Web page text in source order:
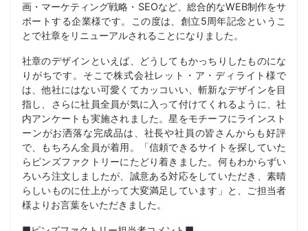
画・マーケティング戦略・SEOなど、総合的なWEB制作をサ
ポートする企業様です。この度は、創立5周年記念というこ
とで社章をリニューアルされることになりました。
社章のデザインといえば、どうしてもかっちりしたものにな
りがちです。そこで株式会社レット・ア・ディライト様で
は、他社にはない可愛くてカッコいい、斬新なデザインを目
指し、さらに社員全員が気に入って付けてくれるように、社
内アンケートも実施されました。星をモチーフにラインスト
ーンがお洒落な完成品は、社長や社員の皆さんからも好評
で、もちろん全員が着用。「信頼できるサイトを探していた
らピンズファクトリーにたどり着きました。何もわからずい
ろいろ注文しましたが、誠意ある対応をしていただき、素晴
らしいものに仕上がって大変満足しています」と、ご担当者
様よりお言葉をいただきました。